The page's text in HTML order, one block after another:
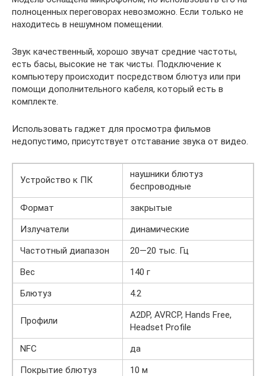
полноценных переговорах невозможно. Если только не
находитесь в нешумном помещении.
Звук качественный, хорошо звучат средние частоты,
есть басы, высокие не так чисты. Подключение к
компьютеру происходит посредством блютуз или при
помощи дополнительного кабеля, который есть в
комплекте.
Использовать гаджет для просмотра фильмов
недопустимо, присутствует отставание звука от видео.
Устройство к ПК
наушники блютуз
беспроводные
Формат
закрытые
Излучатели
динамические
Частотный диапазон
20—20 тыс. Гц
Вес
140 г
Блютуз
4.2
Профили
A2DP, AVRCP, Hands Free,
Headset Profile
NFC
да
Покрытие блютуз
10 м